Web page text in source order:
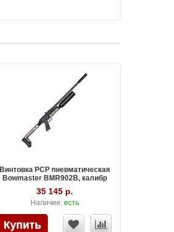
Винтовка PCP пневматическая
Bowmaster BMR902B, калибр
6.35 мм
35 145 р.
Наличие: есть